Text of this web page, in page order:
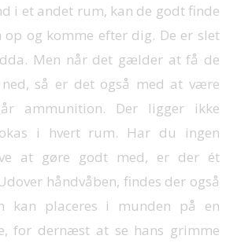
i et andet rum, kan de godt finde
og komme efter dig. De er slet
Men når det gælder at få de
så er det også med at være
ammunition. Der ligger ikke
i hvert rum. Har du ingen
at gøre godt med, er der ét
håndvåben, findes der også
kan placeres i munden på en
for dernæst at se hans grimme